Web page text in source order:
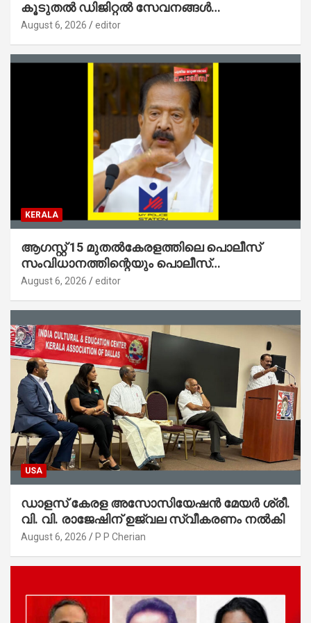
കൂടുതൽ ഡിജിറ്റൽ സേവനങ്ങൾ
ജനങ്ങളിലേക്കെത്തിക്കും – മന്ത്രി സി പി
August 6, 2026 editor
KERALA
ആഗസ്റ്റ് 15 മുതല്‍കേരളത്തിലെ പൊലീസ്
സംവിധാനത്തിന്റെയും പൊലീസ്
സ്റ്റേഷനുകളുടെയും മുഖഛായ മാറുകയാണ് :
August 6, 2026 editor
USA
ഡാളസ് കേരള അസോസിയേഷൻ മേയർ ശ്രീ.
വി. വി. രാജേഷിന് ഉജ്വല സ്വീകരണം നൽകി
August 6, 2026 P P Cherian